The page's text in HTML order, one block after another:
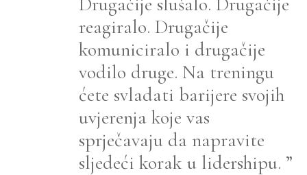
reagiralo. Drugačije
komuniciralo i drugačije
vodilo druge. Na treningu
ćete svladati barijere svojih
uvjerenja koje vas
sprječavaju da napravite
sljedeći korak u lidershipu. ”